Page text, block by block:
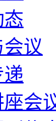
态
议
会